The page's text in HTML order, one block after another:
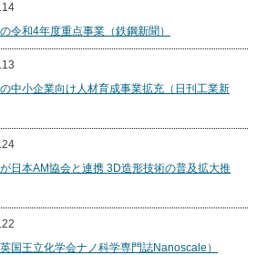
令和4年度重点事業（鉄鋼新聞）
中小企業向け人材育成事業拡充（日刊工業新
日本AM協会と連携 3D造形技術の普及拡大推
国王立化学会ナノ科学専門誌Nanoscale）